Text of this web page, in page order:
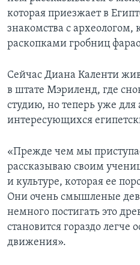
которая приезжает в
знакомства с археологом,
раскопками гробниц
Сейчас Диана Каленти
в штате Мэриленд, где
студию, но теперь уже
интересующихся
«Прежде чем мы
рассказываю своим
и культуре, которая ее
Они очень смышленые
немного постигать это
становится гораздо легче
движения».